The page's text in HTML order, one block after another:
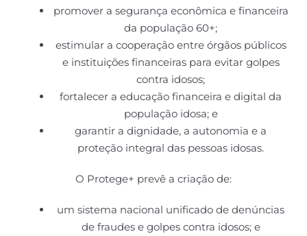
promover a segurança econômica e financeira
da população 60+;
estimular a cooperação entre órgãos públicos
e instituições financeiras para evitar golpes
contra idosos;
fortalecer a educação financeira e digital da
população idosa; e
garantir a dignidade, a autonomia e a
proteção integral das pessoas idosas.
O Protege+ prevê a criação de:
um sistema nacional unificado de denúncias
de fraudes e golpes contra idosos; e